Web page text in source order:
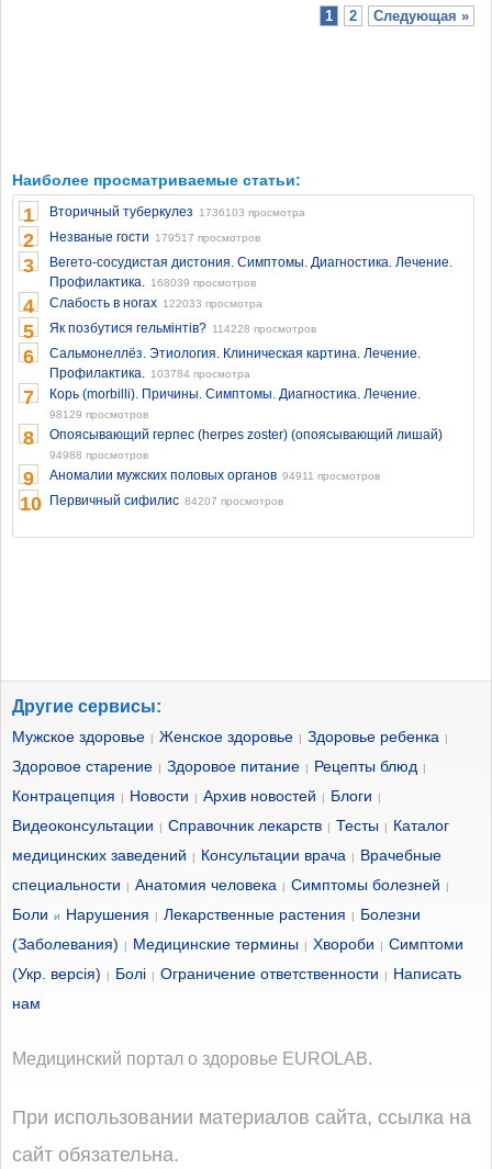
1 2 Следующая »
Наиболее просматриваемые статьи:
1 Вторичный туберкулез 1736103 просмотра
2 Незваные гости 179517 просмотров
3
Вегето-сосудистая дистония. Симптомы. Диагностика. Лечение.
Профилактика. 168039 просмотров
4 Слабость в ногах 122033 просмотра
5 Як позбутися гельмінтів? 114228 просмотров
6
Сальмонеллёз. Этиология. Клиническая картина. Лечение.
Профилактика. 103784 просмотра
7 Корь (morbilli). Причины. Симптомы. Диагностика. Лечение.
98129 просмотров
8 Опоясывающий герпес (herpes zoster) (опоясывающий лишай)
94988 просмотров
9 Аномалии мужских половых органов 94911 просмотров
10 Первичный сифилис 84207 просмотров
Другие сервисы:
Мужское здоровье | Женское здоровье | Здоровье ребенка |
Здоровое старение | Здоровое питание | Рецепты блюд |
Контрацепция | Новости | Архив новостей | Блоги |
Видеоконсультации | Справочник лекарств | Тесты |
Каталог
медицинских заведений
| Консультации врача |
Врачебные
специальности
| Анатомия человека | Симптомы болезней |
Боли и Нарушения | Лекарственные растения |
Болезни
(Заболевания)
| Медицинские термины | Хвороби | Симптоми
(Укр. версія)
| Болі | Ограничение ответственности |
Написать
нам
Медицинский портал о здоровье EUROLAB.
При использовании материалов сайта, ссылка на
сайт обязательна.